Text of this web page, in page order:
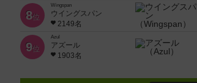
8位
Wingspan
ウイングスパン
2149名
9位
Azul
アズール
1903名